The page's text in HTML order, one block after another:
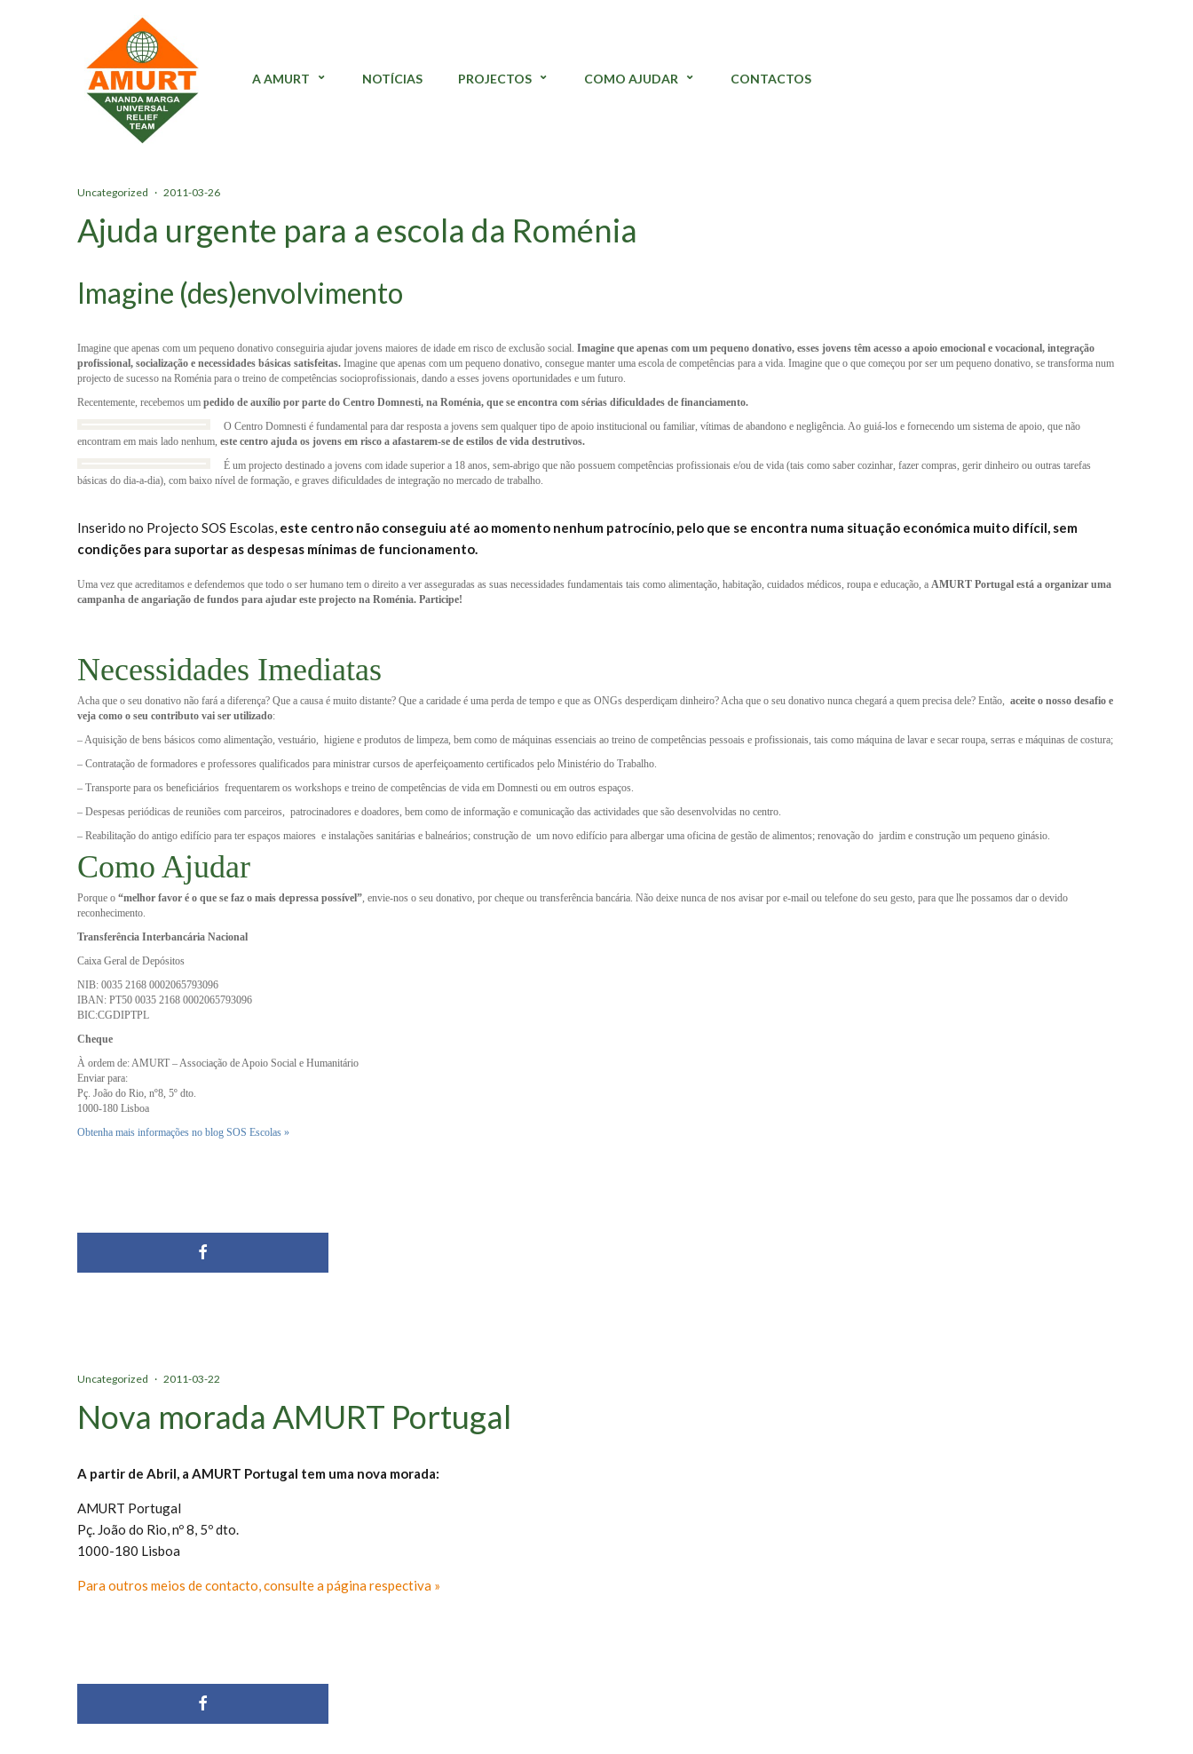
A AMURT NOTÍCIAS PROJECTOS COMO AJUDAR CONTACTOS
Uncategorized · 2011-03-26
Ajuda urgente para a escola da Roménia
Imagine (des)envolvimento
Imagine que apenas com um pequeno donativo conseguiria ajudar jovens maiores de idade em risco de exclusão social. Imagine que apenas com um pequeno donativo, esses jovens têm acesso a apoio emocional e vocacional, integração
profissional, socialização e necessidades básicas satisfeitas. Imagine que apenas com um pequeno donativo, consegue manter uma escola de competências para a vida. Imagine que o que começou por ser um pequeno donativo, se transforma num
projecto de sucesso na Roménia para o treino de competências socioprofissionais, dando a esses jovens oportunidades e um futuro.
Recentemente, recebemos um pedido de auxílio por parte do Centro Domnesti, na Roménia, que se encontra com sérias dificuldades de financiamento.
O Centro Domnesti é fundamental para dar resposta a jovens sem qualquer tipo de apoio institucional ou familiar, vítimas de abandono e negligência. Ao guiá-los e fornecendo um sistema de apoio, que não
encontram em mais lado nenhum, este centro ajuda os jovens em risco a afastarem-se de estilos de vida destrutivos.
É um projecto destinado a jovens com idade superior a 18 anos, sem-abrigo que não possuem competências profissionais e/ou de vida (tais como saber cozinhar, fazer compras, gerir dinheiro ou outras tarefas
básicas do dia-a-dia), com baixo nível de formação, e graves dificuldades de integração no mercado de trabalho.
Inserido no Projecto SOS Escolas, este centro não conseguiu até ao momento nenhum patrocínio, pelo que se encontra numa situação económica muito difícil, sem
condições para suportar as despesas mínimas de funcionamento.
Uma vez que acreditamos e defendemos que todo o ser humano tem o direito a ver asseguradas as suas necessidades fundamentais tais como alimentação, habitação, cuidados médicos, roupa e educação, a AMURT Portugal está a organizar uma
campanha de angariação de fundos para ajudar este projecto na Roménia. Participe!
Necessidades Imediatas
Acha que o seu donativo não fará a diferença? Que a causa é muito distante? Que a caridade é uma perda de tempo e que as ONGs desperdiçam dinheiro? Acha que o seu donativo nunca chegará a quem precisa dele? Então, aceite o nosso desafio e
veja como o seu contributo vai ser utilizado:
– Aquisição de bens básicos como alimentação, vestuário, higiene e produtos de limpeza, bem como de máquinas essenciais ao treino de competências pessoais e profissionais, tais como máquina de lavar e secar roupa, serras e máquinas de costura;
– Contratação de formadores e professores qualificados para ministrar cursos de aperfeiçoamento certificados pelo Ministério do Trabalho.
– Transporte para os beneficiários frequentarem os workshops e treino de competências de vida em Domnesti ou em outros espaços.
– Despesas periódicas de reuniões com parceiros, patrocinadores e doadores, bem como de informação e comunicação das actividades que são desenvolvidas no centro.
– Reabilitação do antigo edifício para ter espaços maiores e instalações sanitárias e balneários; construção de um novo edifício para albergar uma oficina de gestão de alimentos; renovação do jardim e construção um pequeno ginásio.
Como Ajudar
Porque o “melhor favor é o que se faz o mais depressa possível” , envie-nos o seu donativo, por cheque ou transferência bancária. Não deixe nunca de nos avisar por e-mail ou telefone do seu gesto, para que lhe possamos dar o devido
reconhecimento.
Transferência Interbancária Nacional
Caixa Geral de Depósitos
NIB: 0035 2168 0002065793096
IBAN: PT50 0035 2168 0002065793096
BIC:CGDIPTPL
Cheque
À ordem de: AMURT – Associação de Apoio Social e Humanitário
Enviar para:
Pç. João do Rio, nº8, 5º dto.
1000-180 Lisboa
Obtenha mais informações no blog SOS Escolas »
Uncategorized · 2011-03-22
Nova morada AMURT Portugal
A partir de Abril, a AMURT Portugal tem uma nova morada:
AMURT Portugal
Pç. João do Rio, nº 8, 5º dto.
1000-180 Lisboa
Para outros meios de contacto, consulte a página respectiva »